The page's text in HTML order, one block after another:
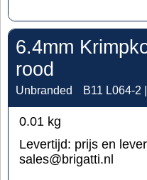
6.4mm
rood
Unbranded B11 L064-2
0.01 kg
Levertijd: prijs en
sales@brigatti.nl